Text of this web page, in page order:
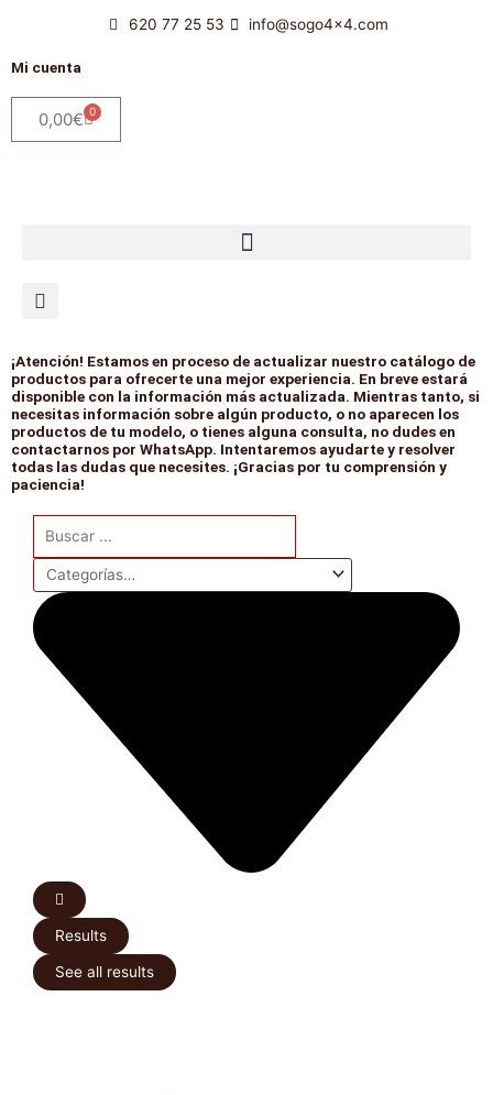
contenido
620 77 25 53 info@sogo4x4.com
Mi cuenta
0,00€ 0
Carrito
¡Atención! Estamos en proceso de actualizar nuestro catálogo de
productos para ofrecerte una mejor experiencia. En breve estará
disponible con la información más actualizada. Mientras tanto, si
necesitas información sobre algún producto, o no aparecen los
productos de tu modelo, o tienes alguna consulta, no dudes en
contactarnos por WhatsApp. Intentaremos ayudarte y resolver
todas las dudas que necesites. ¡Gracias por tu comprensión y
paciencia!
Search
...
Results
See all results